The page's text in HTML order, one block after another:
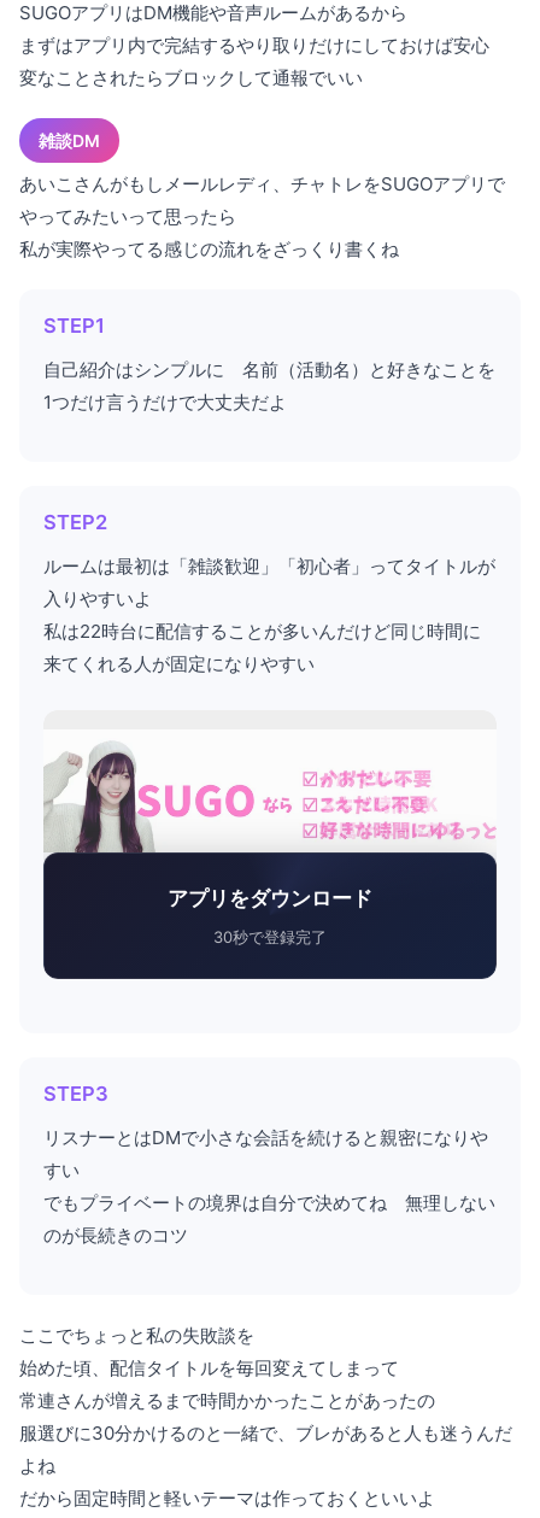
SUGOアプリはDM機能や音声ルームがあるから
まずはアプリ内で完結するやり取りだけにしておけば安心
変なことされたらブロックして通報でいい
雑談DM
あいこさんがもしメールレディ、チャトレをSUGOアプリで
やってみたいって思ったら
私が実際やってる感じの流れをざっくり書くね
STEP1
自己紹介はシンプルに 名前（活動名）と好きなことを
1つだけ言うだけで大丈夫だよ
STEP2
ルームは最初は「雑談歓迎」「初心者」ってタイトルが
入りやすいよ
私は22時台に配信することが多いんだけど同じ時間に
来てくれる人が固定になりやすい
アプリをダウンロード
30秒で登録完了
STEP3
リスナーとはDMで小さな会話を続けると親密になりや
すい
でもプライベートの境界は自分で決めてね 無理しない
のが長続きのコツ
ここでちょっと私の失敗談を
始めた頃、配信タイトルを毎回変えてしまって
常連さんが増えるまで時間かかったことがあったの
服選びに30分かけるのと一緒で、ブレがあると人も迷うんだ
よね
だから固定時間と軽いテーマは作っておくといいよ